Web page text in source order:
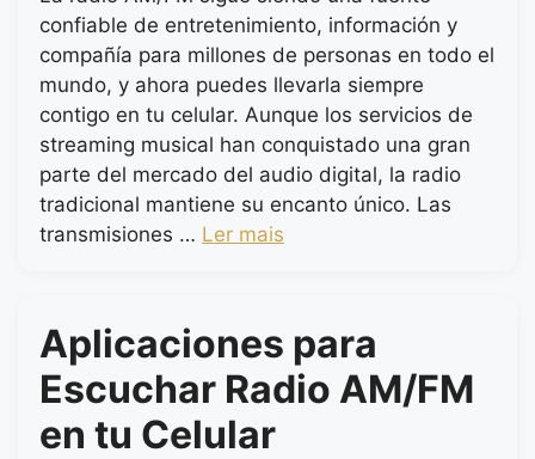
confiable de entretenimiento, información y
compañía para millones de personas en todo el
mundo, y ahora puedes llevarla siempre
contigo en tu celular. Aunque los servicios de
streaming musical han conquistado una gran
parte del mercado del audio digital, la radio
tradicional mantiene su encanto único. Las
transmisiones … Ler mais
Aplicaciones para
Escuchar Radio AM/FM
en tu Celular